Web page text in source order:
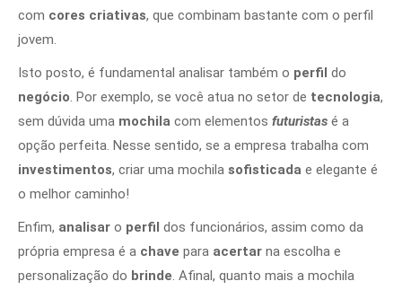
com cores criativas, que combinam bastante com o perfil
jovem.
Isto posto, é fundamental analisar também o perfil do
negócio . Por exemplo, se você atua no setor de tecnologia,
sem dúvida uma mochila com elementos futuristas é a
opção perfeita. Nesse sentido, se a empresa trabalha com
investimentos, criar uma mochila sofisticada e elegante é
o melhor caminho!
Enfim, analisar o perfil dos funcionários, assim como da
própria empresa é a chave para acertar na escolha e
personalização do brinde . Afinal, quanto mais a mochila